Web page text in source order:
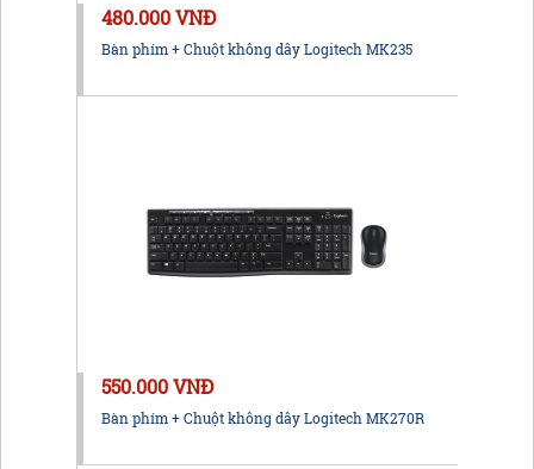
480.000 VNĐ
Bàn phím + Chuột không dây Logitech MK235
550.000 VNĐ
Bàn phím + Chuột không dây Logitech MK270R